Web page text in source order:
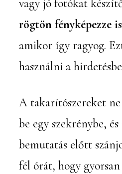
vagy jó fotókat
rögtön fényképezze
amikor így ragyog.
használni a
A takarítószereket ne
be egy szekrénybe,
bemutatás előtt
fél órát, hogy